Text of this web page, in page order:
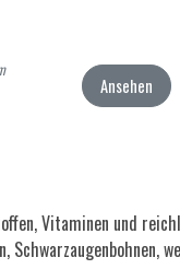
Ansehen
Vitaminen und